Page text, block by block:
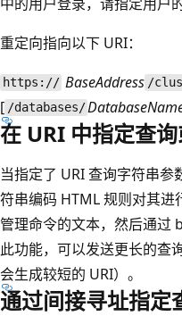
重定向指向以下 URI：
https:// BaseAddress /
[ /databases/
在 URI 中指定查
当指定了 URI 查询字符串参
符串编码 HTML 规则对其
管理命令的文本，然后通过
此功能，可以发送更长的查
会生成较短的 URI）。
通过间接寻址指定